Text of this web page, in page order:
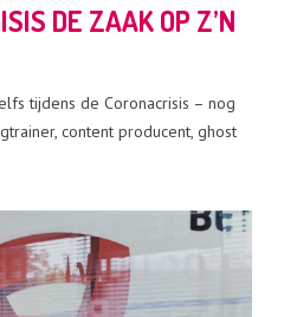
DE ZAAK OP Z’N
tijdens de Coronacrisis – nog
content producent, ghost